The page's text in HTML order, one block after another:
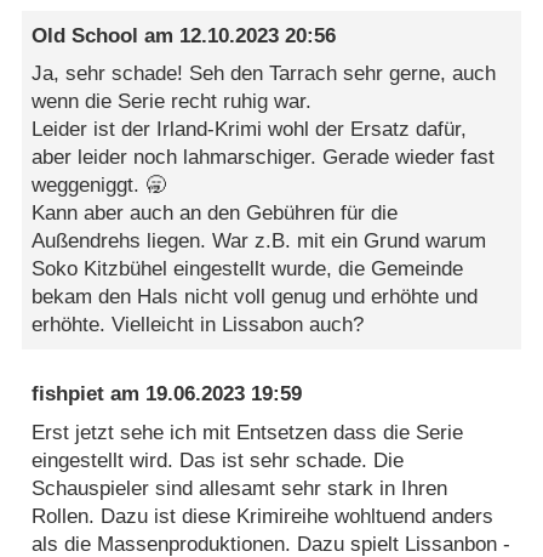
Old School am 12.10.2023 20:56
Ja, sehr schade! Seh den Tarrach sehr gerne, auch
wenn die Serie recht ruhig war.
Leider ist der Irland-Krimi wohl der Ersatz dafür,
aber leider noch lahmarschiger. Gerade wieder fast
weggeniggt. 🥱
Kann aber auch an den Gebühren für die
Außendrehs liegen. War z.B. mit ein Grund warum
Soko Kitzbühel eingestellt wurde, die Gemeinde
bekam den Hals nicht voll genug und erhöhte und
erhöhte. Vielleicht in Lissabon auch?
fishpiet am 19.06.2023 19:59
Erst jetzt sehe ich mit Entsetzen dass die Serie
eingestellt wird. Das ist sehr schade. Die
Schauspieler sind allesamt sehr stark in Ihren
Rollen. Dazu ist diese Krimireihe wohltuend anders
als die Massenproduktionen. Dazu spielt Lissanbon -